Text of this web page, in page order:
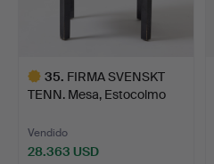
35. FIRMA SVENSKT
TENN. Mesa, Estocolmo
Vendido
28.363 USD